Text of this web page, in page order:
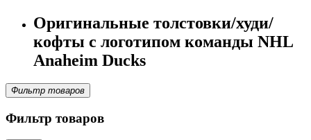
Оригинальные толстовки/худи/
кофты с логотипом команды NHL
Anaheim Ducks
Фильтр товаров
Фильтр товаров